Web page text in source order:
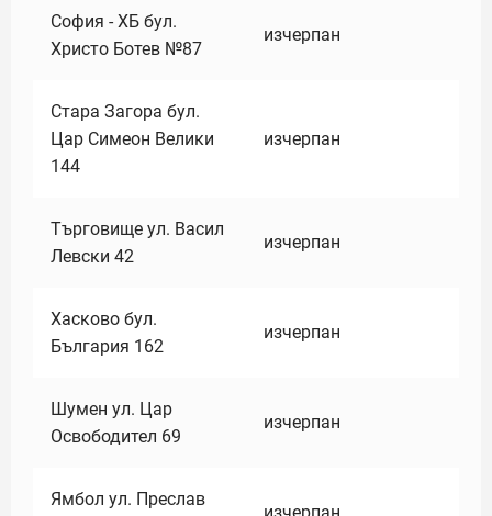
София - ХБ бул.
Христо Ботев №87
изчерпан
Стара Загора бул.
Цар Симеон Велики
144
изчерпан
Търговище ул. Васил
Левски 42
изчерпан
Хасково бул.
България 162
изчерпан
Шумен ул. Цар
Освободител 69
изчерпан
Ямбол ул. Преслав